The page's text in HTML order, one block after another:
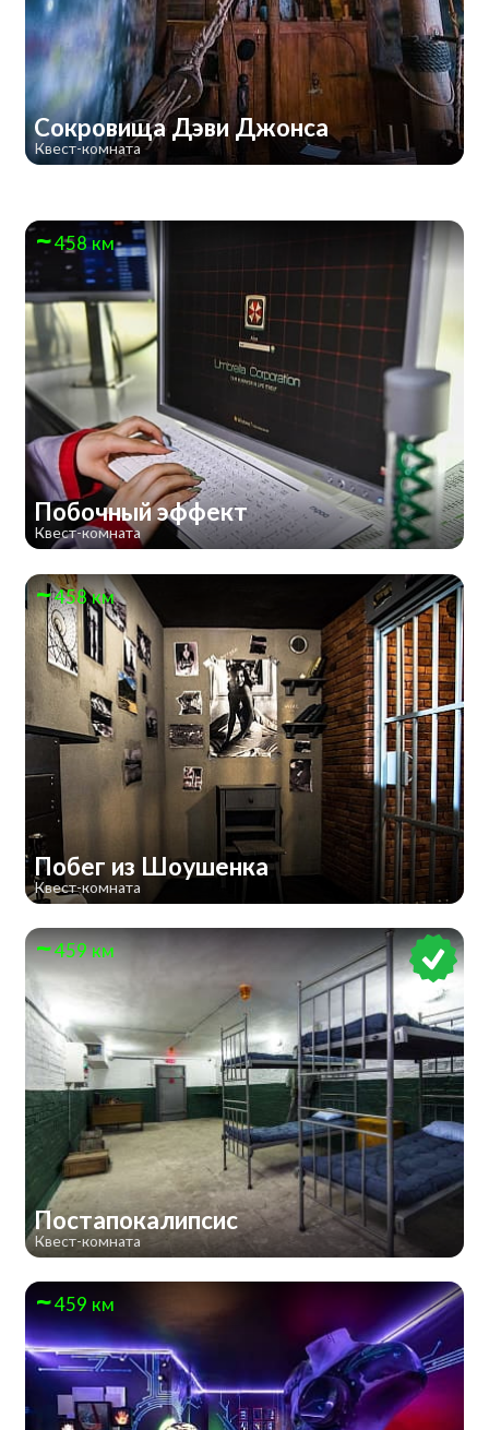
Сокровища Дэви Джонса
Квест-комната
458 км
Побочный эффект
Квест-комната
458 км
Побег из Шоушенка
Квест-комната
459 км
Постапокалипсис
Квест-комната
459 км